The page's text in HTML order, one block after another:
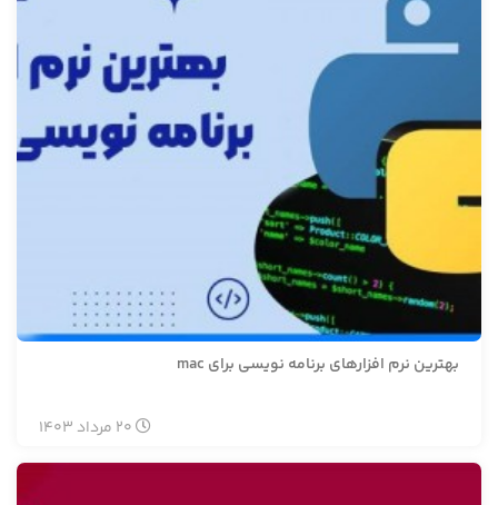
بهترین نرم افزارهای برنامه نویسی برای mac
20 مرداد 1403